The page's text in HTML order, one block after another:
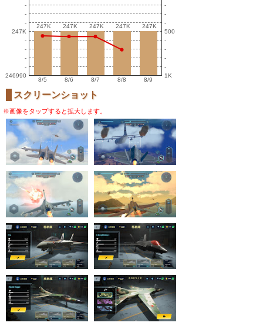
-
-
-
247K
-
-
-
-
246990
247K
247K 247K
247K 247K
247K 247K
247K 247K
247K
8/5 8/6 8/7 8/8 8/9
-
-
-
500
-
-
-
-
1K
スクリーンショット
※画像をタップすると拡大します。